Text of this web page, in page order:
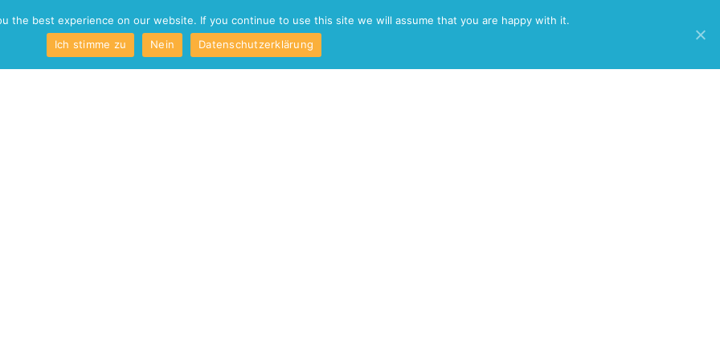
Kontakt /
the best experience on our website. If you continue to use this site we will assume that you are happy with it.
Ich stimme zu
Nein Datenschutzerklärung